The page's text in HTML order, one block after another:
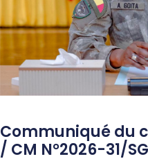
Communiqué du
/ CM N°2026-31/